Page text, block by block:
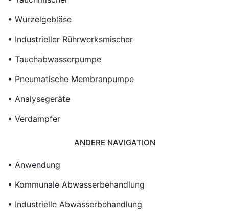
• Wurzelgebläse
• Industrieller Rührwerksmischer
• Tauchabwasserpumpe
• Pneumatische Membranpumpe
• Analysegeräte
• Verdampfer
ANDERE NAVIGATION
• Anwendung
• Kommunale Abwasserbehandlung
• Industrielle Abwasserbehandlung